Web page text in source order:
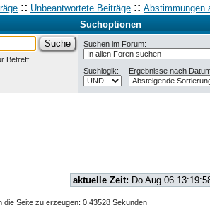
:: Unbeantwortete Beiträge :: Abstimmungen
Suchoptionen
Betreff
Suchen im Forum:
Suchlogik: Ergebnisse nach
aktuelle Zeit: Do Aug 06
die Seite zu erzeugen: 0.43528 Sekunden